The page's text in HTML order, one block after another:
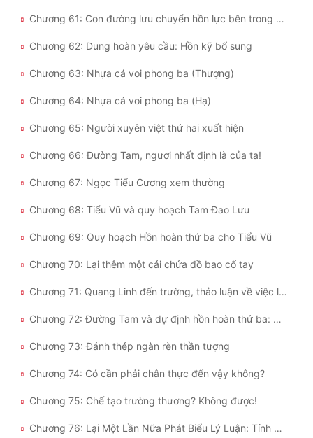
Chương 61: Con đường lưu chuyển hồn lực bên trong Hồn Hoàn
Chương 62: Dung hoàn yêu cầu: Hồn kỹ bổ sung
Chương 63: Nhựa cá voi phong ba (Thượng)
Chương 64: Nhựa cá voi phong ba (Hạ)
Chương 65: Người xuyên việt thứ hai xuất hiện
Chương 66: Đường Tam, ngươi nhất định là của ta!
Chương 67: Ngọc Tiểu Cương xem thường
Chương 68: Tiểu Vũ và quy hoạch Tam Đao Lưu
Chương 69: Quy hoạch Hồn hoàn thứ ba cho Tiểu Vũ
Chương 70: Lại thêm một cái chứa đồ bao cổ tay
Chương 71: Quang Linh đến trường, thảo luận về việc liệu thực vật võ hồn có phải là khí võ hồn hay không.
Chương 72: Đường Tam và dự định hồn hoàn thứ ba: Nhật Nguyệt Thảo
Chương 73: Đánh thép ngàn rèn thần tượng
Chương 74: Có cần phải chân thực đến vậy không?
Chương 75: Chế tạo trường thương? Không được!
Chương 76: Lại Một Lần Nữa Phát Biểu Lý Luận: Tính Đa Dạng Hóa Của Chiến Trường